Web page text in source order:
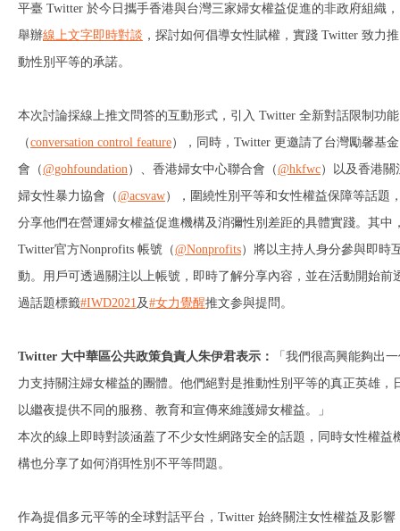
平臺 Twitter 於今日攜手香港與台灣三家婦女權益促進的非政府組織，
舉辦線上文字即時對談 ，探討如何倡導女性賦權，實踐 Twitter 致力推
動性別平等的承諾。
本次討論採線上推文問答的互動形式，引入 Twitter 全新對話限制功能
（conversation control feature），同時，Twitter 更邀請了台灣勵馨基金
會（@gohfoundation ）、香港婦女中心聯合會（@hkfwc）以及香港關
婦女性暴力協會（@acsvaw），圍繞性別平等和女性權益保障等話題
分享他們在營運婦女權益促進機構及消彌性別差距的具體實踐。其中
Twitter官方Nonprofits 帳號（@Nonprofits）將以主持人身分參與即時
動。用戶可透過關注以上帳號，即時了解分享內容，並在活動開始前
過話題標籤#IWD2021 及#女力覺醒推文参與提問。
Twitter 大中華區公共政策負責人朱伊君表示：
「我們很高興能夠出
力支持關注婦女權益的團體。他們絕對是推動性別平等的真正英雄，
以繼夜提供不同的服務、教育和宣傳來維護婦女權益。」
本次的線上即時對談涵蓋了不少女性網路安全的話題，同時女性權益
構也分享了如何消弭性別不平等問題。
作為提倡多元平等的全球對話平台，Twitter 始終關注女性權益及影響